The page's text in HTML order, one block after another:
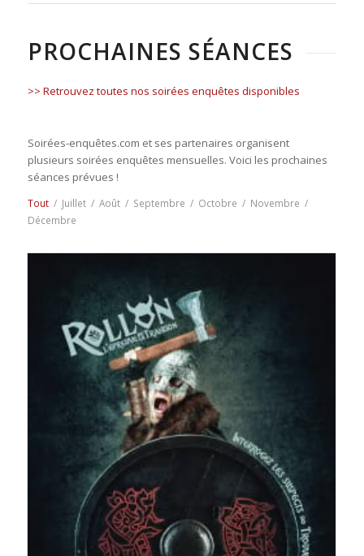
PROCHAINES SÉANCES
>> Retrouvez toutes nos soirées enquêtes disponibles
Soirées-enquêtes.com et ses partenaires organisent
plusieurs soirées enquêtes mensuelles. Voici les prochaines
séances prévues !
Tout / Juillet / Août / Septembre / Octobre / Novembre /
Décembre